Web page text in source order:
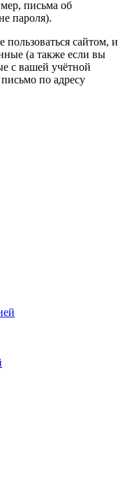
письма об
пароля).
сайтом, и
(а также если вы
с вашей учётной
по адресу